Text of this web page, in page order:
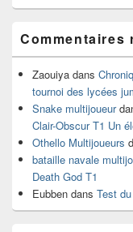
Commentaires
Zaouiya dans
tournoi des lycées
Snake multijoueur
Clair-Obscur T1 Un
Othello Multijoueurs
bataille navale
Death God T1
Eubben dans Test